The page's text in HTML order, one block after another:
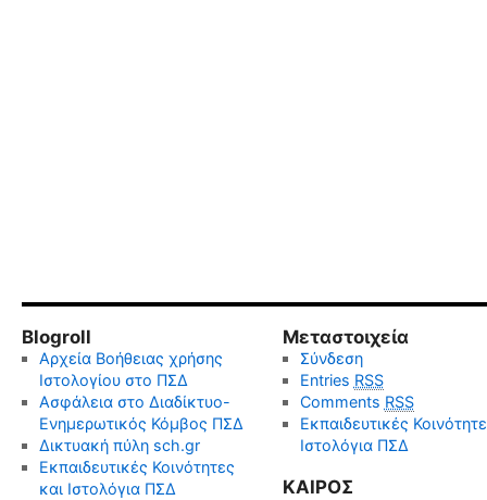
Blogroll
Αρχεία Βοήθειας χρήσης
Ιστολογίου στο ΠΣΔ
Ασφάλεια στο Διαδίκτυο-
Ενημερωτικός Κόμβος ΠΣΔ
Δικτυακή πύλη sch.gr
Εκπαιδευτικές Κοινότητες
και Ιστολόγια ΠΣΔ
Μεταστοιχεία
Σύνδεση
Entries RSS
Comments RSS
Εκπαιδευτικές
Ιστολόγια ΠΣΔ
KΑΙΡΟΣ